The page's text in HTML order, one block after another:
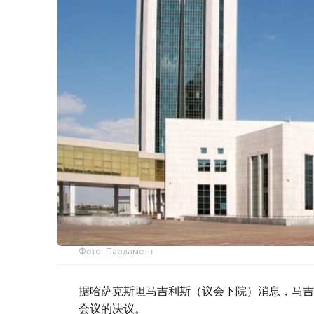
Фото: Парламент
据哈萨克斯坦马吉利斯（议会下院）消息，马
会议的决议。